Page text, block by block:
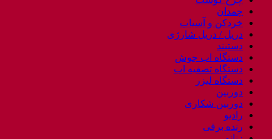
چمدان
خردکن و آسیاب
دریل / دریل شارژی
دستبند
دستگاه اب جوش
دستگاه تصفیه اب
دستگاه لیزر
دوربین
دوربین شکاری
رادیو
رنده برقی